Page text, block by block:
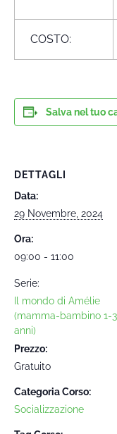
COSTO:
Salva nel tuo
DETTAGLI
Data:
29 Novembre, 2024
Ora:
09:00 - 11:00
Serie:
Il mondo di Amélie
(mamma-bambino 1-3
anni)
Prezzo:
Gratuito
Categoria Corso:
Socializzazione